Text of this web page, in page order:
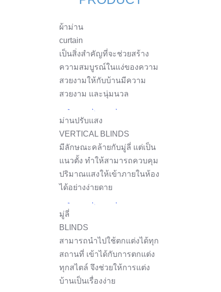
ผ้าม่าน
curtain
เป็นสิ่งสำคัญที่จะช่วยสร้าง
ความสมบูรณ์ในแง่ของความ
สวยงามให้กับบ้านมีความ
สวยงาม และนุ่มนวล
ม่านปรับแสง
VERTICAL BLINDS
มีลักษณะคล้ายกับมู่ลี่ แต่เป็น
แนวตั้ง ทำให้สามารถควบคุม
ปริมาณแสงให้เข้าภายในห้อง
ได้อย่างง่ายดาย
มู่ลี่
BLINDS
สามารถนำไปใช้ตกแต่งได้ทุก
สถานที่ เข้าได้กับการตกแต่ง
ทุกสไตล์ จึงช่วยให้การแต่ง
บ้านเป็นเรื่องง่าย